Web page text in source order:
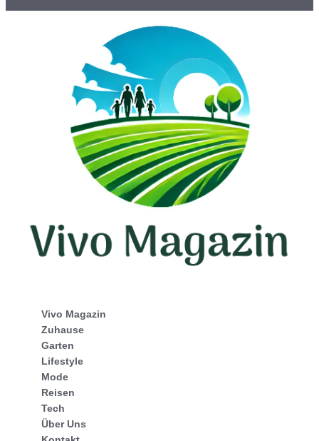
Vivo Magazin
Zuhause
Garten
Lifestyle
Mode
Reisen
Tech
Über Uns